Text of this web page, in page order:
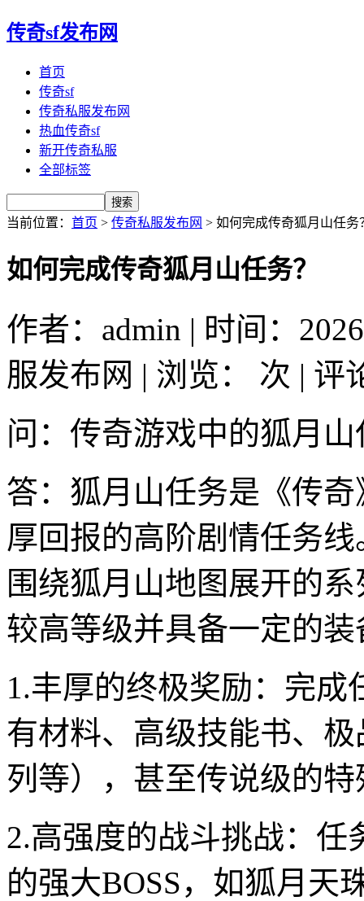
传奇sf发布网
首页
传奇sf
传奇私服发布网
热血传奇sf
新开传奇私服
全部标签
当前位置： 首页 > 传奇私服发布网 > 如何完成传奇狐月山任务
如何完成传奇狐月山任务？
作者：admin | 时间：
服发布网 | 浏览：
次 | 评
问：传奇游戏中的狐月
答：狐月山任务是《传
厚回报的高阶剧情任务
围绕狐月山地图展开的
较高等级并具备一定的
1.丰厚的终极奖励：完
有材料、高级技能书、
列等），甚至传说级的
2.高强度的战斗挑战：
的强大BOSS，如狐月天